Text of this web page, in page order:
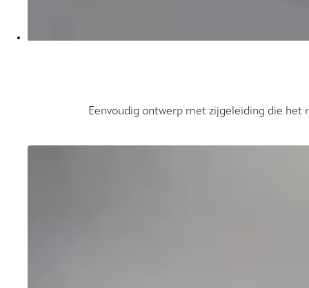
Eenvoudig ontwerp met zijgeleiding die het